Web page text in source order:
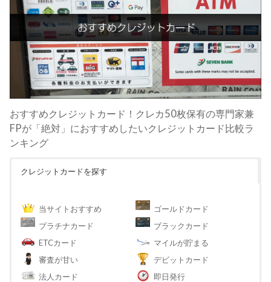
おすすめクレジットカード！クレカ50枚保有の専門家兼
FPが「絶対」におすすめしたいクレジットカード比較ラ
ンキング
クレジットカードを探す
当サイトおすすめ
ゴールドカード
プラチナカード
ブラックカード
ETCカード
マイルが貯まる
審査が甘い
デビットカード
法人カード
即日発行